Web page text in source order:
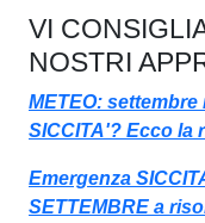
VI
NOSTRI
METEO:
SICCITA'? Ecco la
Emergenza
SETTEMBRE a